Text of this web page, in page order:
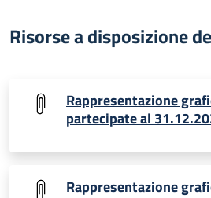
Risorse a disposizione
Rappresentazione
partecipate al
Rappresentazione